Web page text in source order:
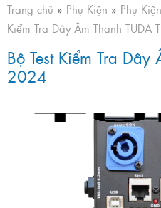
Trang chủ » Phụ Kiện » Phụ
Kiểm Tra Dây Âm Thanh TUDA
Bộ Test Kiểm Tra Dây
2024